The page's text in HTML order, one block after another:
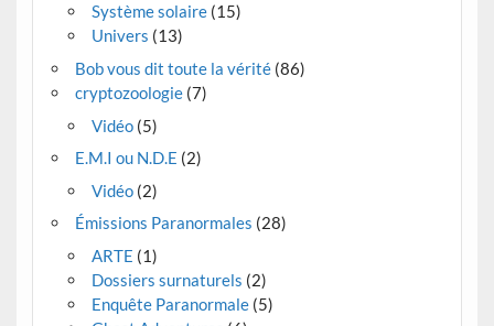
Système solaire(15)
Univers (13)
Bob vous dit toute la vérité(86)
cryptozoologie(7)
Vidéo(5)
E.M.I ou N.D.E (2)
Vidéo(2)
Émissions Paranormales (28)
ARTE (1)
Dossiers surnaturels (2)
Enquête Paranormale(5)